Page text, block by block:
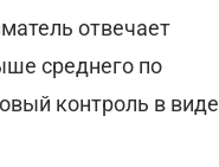
отвечает
среднего по
контроль в виде